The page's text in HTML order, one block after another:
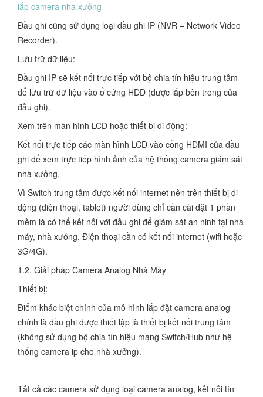
lắp camera nhà xưởng
Đầu ghi cũng sử dụng loại đầu ghi IP (NVR – Network Video
Recorder).
Lưu trữ dữ liệu:
Đầu ghi IP sẽ kết nối trực tiếp với bộ chia tín hiệu trung tâm
để lưu trữ dữ liệu vào ổ cứng HDD (được lắp bên trong của
đầu ghi).
Xem trên màn hình LCD hoặc thiết bị di động:
Kết nối trực tiếp các màn hình LCD vào cổng HDMI của đầu
ghi để xem trực tiếp hình ảnh của hệ thống camera giám sát
nhà xưởng.
Vì Switch trung tâm được kết nối internet nên trên thiết bị di
động (điện thoại, tablet) người dùng chỉ cần cài đặt 1 phần
mềm là có thể kết nối với đầu ghi để giám sát an ninh tại nhà
máy, nhà xưởng. Điện thoại cần có kết nối internet (wifi hoặc
3G/4G).
1.2. Giải pháp Camera Analog Nhà Máy
Thiết bị:
Điểm khác biệt chính của mô hình lắp đặt camera analog
chính là đầu ghi được thiết lập là thiết bị kết nối trung tâm
(không sử dụng bộ chia tín hiệu mạng Switch/Hub như hệ
thống camera ip cho nhà xưởng).
Tất cả các camera sử dụng loại camera analog, kết nối tín